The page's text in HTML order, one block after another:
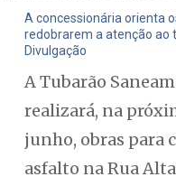
A concessionária orienta
redobrarem a atenção ao
Divulgação
A Tubarão
realizará, na
junho, obras para
asfalto na Rua